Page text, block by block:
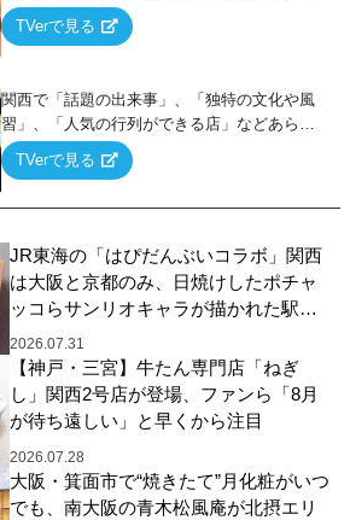
JR東海の「はぴだんぶいコラボ」関西
は大阪と京都のみ、日焼けしたポチャ
ッコらサンリオキャラが描かれた駅弁
やグッズが登場
2026.07.31
【神戸・三宮】牛たん専門店「ねぎ
し」関西2号店が登場、ファンら「8月
が待ち遠しい」と早くから注目
2026.07.28
大阪・箕面市で“焼きたて”月化粧がいつ
でも、南大阪の青木松風庵が北摂エリ
ー！
TVerで見る
関西で「話題の出来事」、「独特の文化や風
習」、「人気の行列ができる店」などあらゆ
るテーマについて好き放題にちゃちゃを入れ
ていく関西色を前面に押し出したトークバラ
TVerで見る